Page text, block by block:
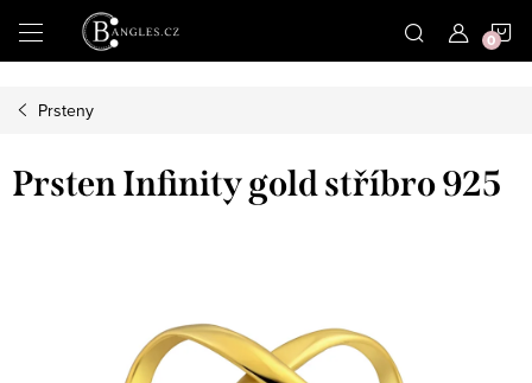
Přejít
na
Prsteny
Prsten Infinity gold stříbro 925